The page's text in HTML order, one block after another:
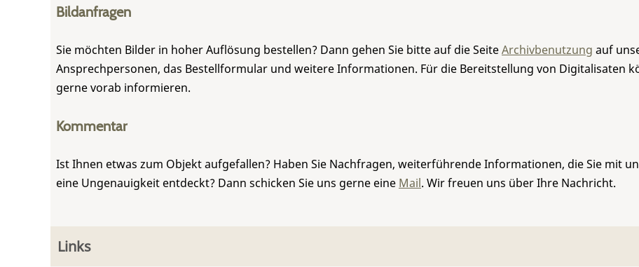
Bildanfragen
Sie möchten Bilder in hoher Auflösung bestellen? Dann gehen Sie bitte auf die SeiteArchivbenutzung auf
Ansprechpersonen, das Bestellformular und weitere Informationen. Für die Bereitstellung von Digitalisaten
gerne vorab informieren.
Kommentar
Ist Ihnen etwas zum Objekt aufgefallen? Haben Sie Nachfragen, weiterführende Informationen, die Sie mit
eine Ungenauigkeit entdeckt? Dann schicken Sie uns gerne eine Mail. Wir freuen uns über Ihre Nachricht.
Links